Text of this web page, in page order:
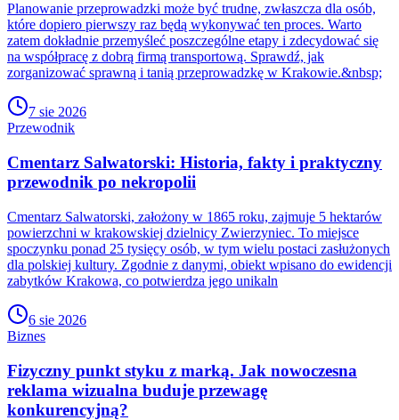
Planowanie przeprowadzki może być trudne, zwłaszcza dla osób,
które dopiero pierwszy raz będą wykonywać ten proces. Warto
zatem dokładnie przemyśleć poszczególne etapy i zdecydować się
na współpracę z dobrą firmą transportową. Sprawdź, jak
zorganizować sprawną i tanią przeprowadzkę w Krakowie.&nbsp;
7 sie 2026
Przewodnik
Cmentarz Salwatorski: Historia, fakty i praktyczny
przewodnik po nekropolii
Cmentarz Salwatorski, założony w 1865 roku, zajmuje 5 hektarów
powierzchni w krakowskiej dzielnicy Zwierzyniec. To miejsce
spoczynku ponad 25 tysięcy osób, w tym wielu postaci zasłużonych
dla polskiej kultury. Zgodnie z danymi, obiekt wpisano do ewidencji
zabytków Krakowa, co potwierdza jego unikaln
6 sie 2026
Biznes
Fizyczny punkt styku z marką. Jak nowoczesna
reklama wizualna buduje przewagę
konkurencyjną?